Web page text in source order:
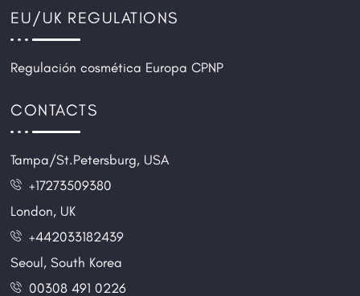
EU/UK REGULATIONS
Regulación cosmética Europa CPNP
CONTACTS
Tampa/St.Petersburg, USA
+17273509380
London, UK
+442033182439
Seoul, South Korea
00308 491 0226